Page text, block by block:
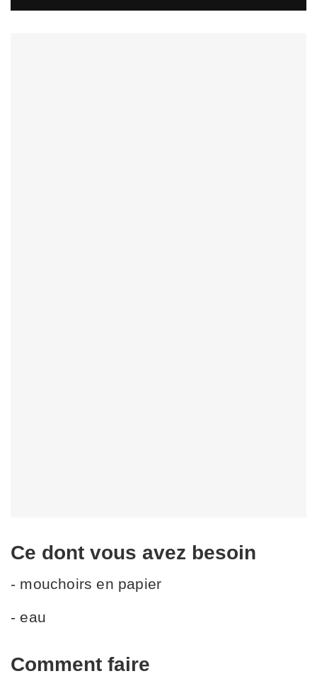
Ce dont vous avez besoin
- mouchoirs en papier
- eau
Comment faire